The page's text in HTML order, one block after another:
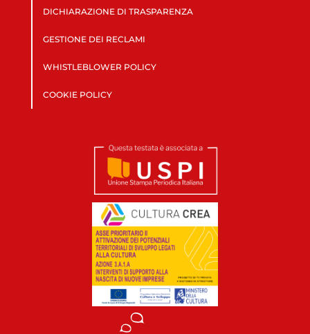
DICHIARAZIONE DI TRASPARENZA
GESTIONE DEI RECLAMI
WHISTLEBLOWER POLICY
COOKIE POLICY